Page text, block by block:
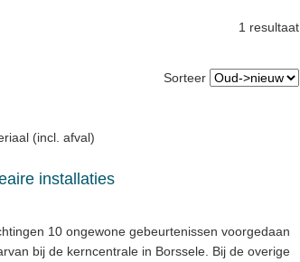
1 resultaat
Sorteer
(incl. afval)
installaties
10 ongewone gebeurtenissen voorgedaan
bij de kerncentrale in Borssele. Bij de overige